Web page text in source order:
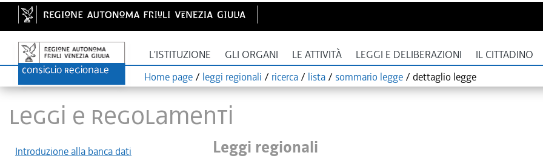
L'ISTITUZIONE GLI ORGANI LE ATTIVITÀ LEGGI E DELIBERAZIONI IL CITTADINO
Home page / leggi regionali / ricerca / lista / sommario legge / dettaglio legge
LEGGI E REGOLAMENTI
Introduzione alla banca dati Leggi regionali